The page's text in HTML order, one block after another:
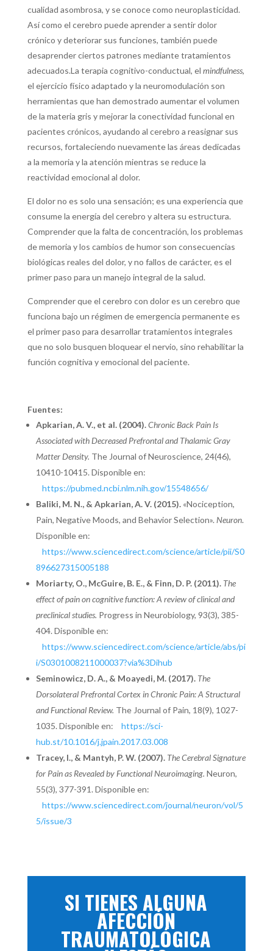
cualidad asombrosa, y se conoce como neuroplasticidad.
Así como el cerebro puede aprender a sentir dolor
crónico y deteriorar sus funciones, también puede
desaprender ciertos patrones mediante tratamientos
adecuados.La terapia cognitivo-conductual, el mindfulness,
el ejercicio físico adaptado y la neuromodulación son
herramientas que han demostrado aumentar el volumen
de la materia gris y mejorar la conectividad funcional en
pacientes crónicos, ayudando al cerebro a reasignar sus
recursos, fortaleciendo nuevamente las áreas dedicadas
a la memoria y la atención mientras se reduce la
reactividad emocional al dolor.
El dolor no es solo una sensación; es una experiencia que
consume la energía del cerebro y altera su estructura.
Comprender que la falta de concentración, los problemas
de memoria y los cambios de humor son consecuencias
biológicas reales del dolor, y no fallos de carácter, es el
primer paso para un manejo integral de la salud.
Comprender que el cerebro con dolor es un cerebro que
funciona bajo un régimen de emergencia permanente es
el primer paso para desarrollar tratamientos integrales
que no solo busquen bloquear el nervio, sino rehabilitar la
función cognitiva y emocional del paciente.
Fuentes:
Apkarian, A. V., et al. (2004).Chronic Back Pain Is
Associated with Decreased Prefrontal and Thalamic Gray
Matter Density. The Journal of Neuroscience, 24(46),
10410-10415. Disponible en:
https://pubmed.ncbi.nlm.nih.gov/15548656/
Baliki, M. N., & Apkarian, A. V. (2015).«Nociception,
Pain, Negative Moods, and Behavior Selection». Neuron.
Disponible en:
https://www.sciencedirect.com/science/article/pii/S0
896627315005188
Moriarty, O., McGuire, B. E., & Finn, D. P. (2011). The
effect of pain on cognitive function: A review of clinical and
preclinical studies. Progress in Neurobiology, 93(3), 385-
404. Disponible en:
https://www.sciencedirect.com/science/article/abs/pi
i/S0301008211000037?via%3Dihub
Seminowicz, D. A., & Moayedi, M. (2017). The
Dorsolateral Prefrontal Cortex in Chronic Pain: A Structural
and Functional Review. The Journal of Pain, 18(9), 1027-
1035. Disponible en:
https://sci-
hub.st/10.1016/j.jpain.2017.03.008
Tracey, I., & Mantyh, P. W. (2007). The Cerebral Signature
for Pain as Revealed by Functional Neuroimaging. Neuron,
55(3), 377-391. Disponible en:
https://www.sciencedirect.com/journal/neuron/vol/5
5/issue/3
SI TIENES ALGUNA
AFECCIÓN
TRAUMATOLÓGICA